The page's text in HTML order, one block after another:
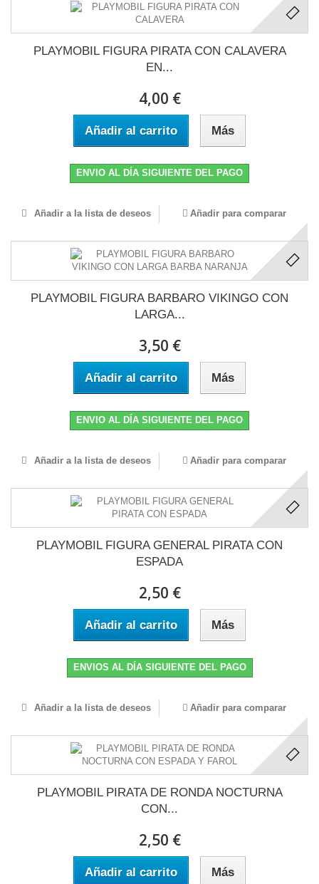
PLAYMOBIL FIGURA PIRATA CON CALAVERA
EN...
4,00 €
Añadir al carrito Más
ENVIO AL DÍA SIGUIENTE DEL PAGO
Añadir a la lista de deseos Añadir para comparar
PLAYMOBIL FIGURA BARBARO VIKINGO CON
LARGA...
3,50 €
Añadir al carrito Más
ENVIO AL DÍA SIGUIENTE DEL PAGO
Añadir a la lista de deseos Añadir para comparar
PLAYMOBIL FIGURA GENERAL PIRATA CON
ESPADA
2,50 €
Añadir al carrito Más
ENVIOS AL DÍA SIGUIENTE DEL PAGO
Añadir a la lista de deseos Añadir para comparar
PLAYMOBIL PIRATA DE RONDA NOCTURNA
CON...
2,50 €
Añadir al carrito Más